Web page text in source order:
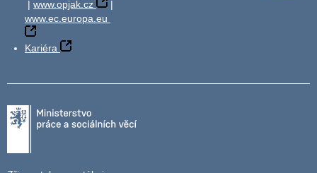
| www.opjak.cz
|
www.ec.europa.eu
Kariéra